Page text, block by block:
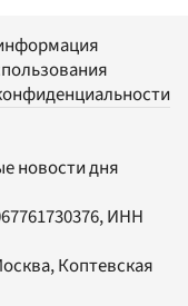
новости дня
ИНН
Коптевская